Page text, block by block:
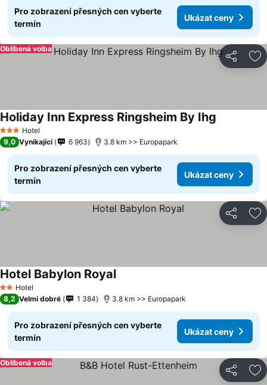
Pro zobrazení přesných cen vyberte
termín
Ukázat ceny
Sdílet
Oblíbená volba
3 Počet hvězdiček
Hotel
Holiday Inn Express Ringsheim By Ihg
9,0 Vynikající 6 963 3.8 km >> Europapark
Pro zobrazení přesných cen vyberte
termín
Ukázat ceny
Sdílet
2 Počet hvězdiček
Hotel
Hotel Babylon Royal
8,2 Velmi dobré 1 384 3.8 km >> Europapark
Pro zobrazení přesných cen vyberte
termín
Ukázat ceny
Sdílet
Oblíbená volba